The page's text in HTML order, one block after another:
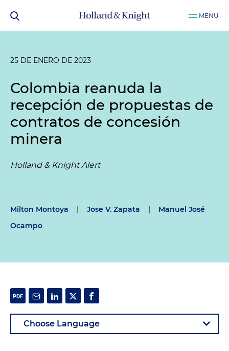
MENU
25 DE ENERO DE 2023
Colombia reanuda la
recepción de propuestas de
contratos de concesión
minera
Holland & Knight Alert
Milton Montoya | Jose V. Zapata |
Manuel José
Ocampo